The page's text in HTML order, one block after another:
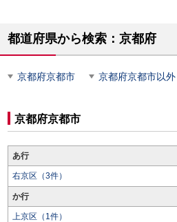
都道府県から検索：京都府
京都府京都市 京都府京都市以外
京都府京都市
あ行
右京区（3件）
か行
上京区（1件）